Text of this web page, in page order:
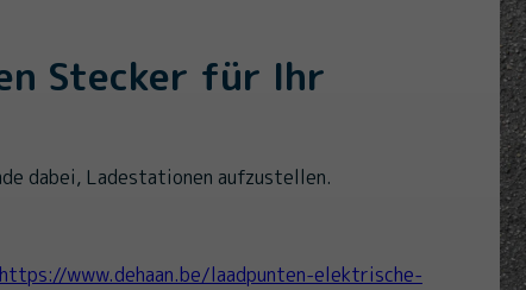
Stecker für Ihr
dabei, Ladestationen aufzustellen.
https://www.dehaan.be/laadpunten-elektrische-